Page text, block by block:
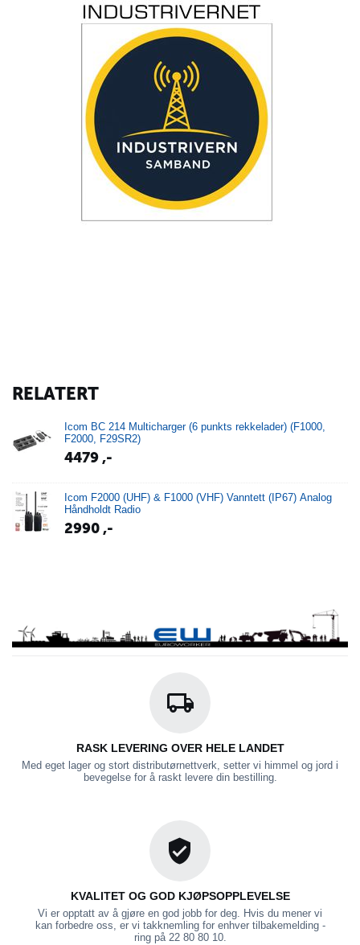
RELATERT
Icom BC 214 Multicharger (6 punkts rekkelader) (F1000,
F2000, F29SR2)
4479,-
Icom F2000 (UHF) & F1000 (VHF) Vanntett (IP67) Analog
Håndholdt Radio
2990,-
RASK LEVERING OVER HELE LANDET
Med eget lager og stort distributørnettverk, setter vi himmel og jord i
bevegelse for å raskt levere din bestilling.
KVALITET OG GOD KJØPSOPPLEVELSE
Vi er opptatt av å gjøre en god jobb for deg. Hvis du mener vi
kan forbedre oss, er vi takknemling for enhver tilbakemelding -
ring på 22 80 80 10.